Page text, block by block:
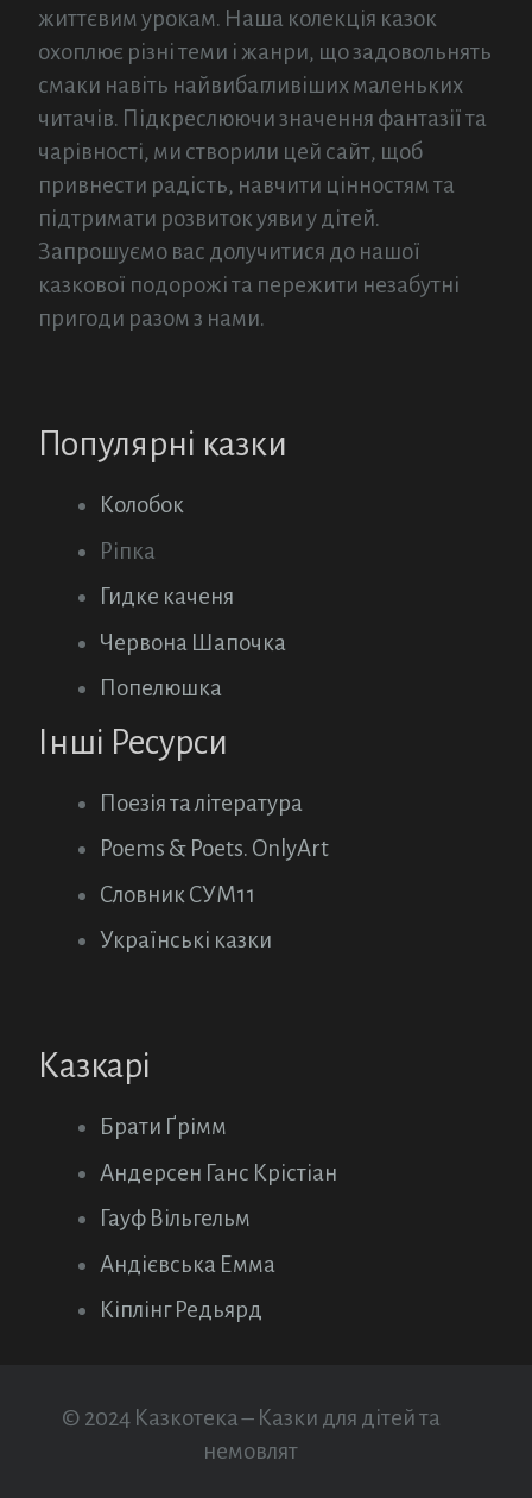
життєвим урокам. Наша колекція казок
охоплює різні теми і жанри, що задовольнять
смаки навіть найвибагливіших маленьких
читачів. Підкреслюючи значення фантазії та
чарівності, ми створили цей сайт, щоб
привнести радість, навчити цінностям та
підтримати розвиток уяви у дітей.
Запрошуємо вас долучитися до нашої
казкової подорожі та пережити незабутні
пригоди разом з нами.
Популярні казки
Колобок
Ріпка
Гидке каченя
Червона Шапочка
Попелюшка
Інші Ресурси
Поезія та література
Poems & Poets. OnlyArt
Словник СУМ11
Українські казки
Казкарі
Брати Ґрімм
Андерсен Ганс Крістіан
Гауф Вільгельм
Андієвська Емма
Кіплінг Редьярд
© 2024 Казкотека – Казки для дітей та
немовлят